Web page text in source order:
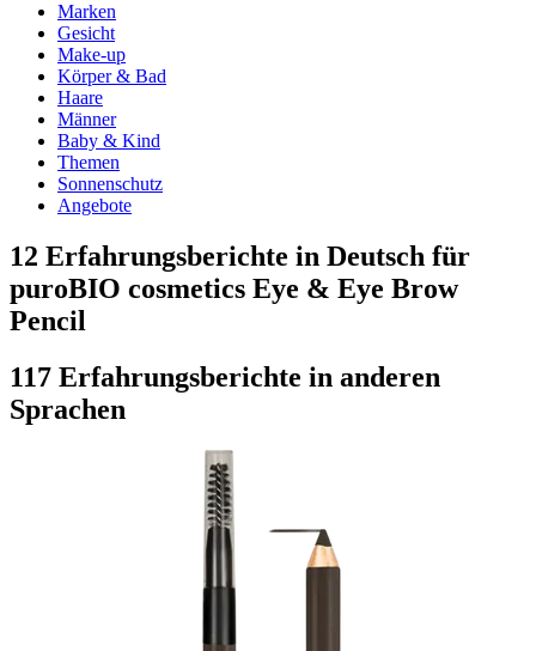
Marken
Gesicht
Make-up
Körper & Bad
Haare
Männer
Baby & Kind
Themen
Sonnenschutz
Angebote
12 Erfahrungsberichte in Deutsch für
puroBIO cosmetics Eye & Eye Brow
Pencil
117 Erfahrungsberichte in anderen
Sprachen